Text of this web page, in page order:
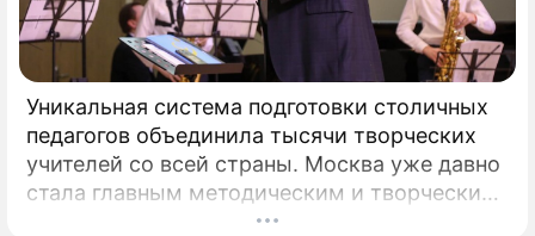
Уникальная система подготовки столичных
педагогов объединила тысячи творческих
учителей со всей страны. Москва уже давно
стала главным методическим и творческим
центром России, где рождаются самые